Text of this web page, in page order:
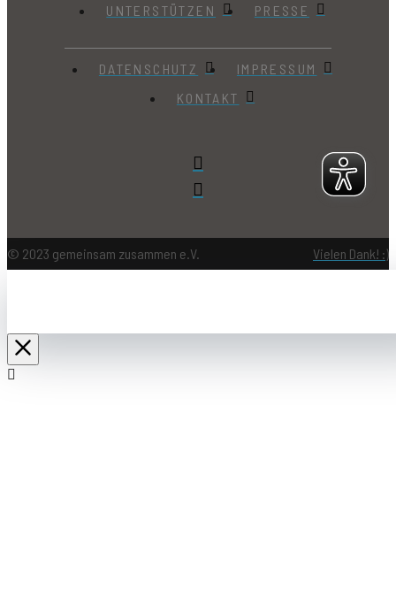
UNTERSTÜTZEN PRESSE
DATENSCHUTZ
IMPRESSUM
KONTAKT
© 2023 gemeinsam zusammen e.V. Vielen Dank! :)